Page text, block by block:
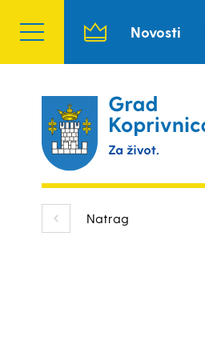
Novosti
Natrag